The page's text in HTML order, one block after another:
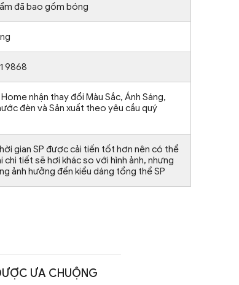
đã bao gồm bóng
9868
nhận thay đổi Màu Sắc, Ánh Sáng,
đèn và Sản xuất theo yêu cầu quý
gian SP được cải tiến tốt hơn nên có thể
chi tiết sẽ hơi khác so với hình ảnh, nhưng
ảnh hưởng đến kiểu dáng tổng thể SP
ƯA CHUỘNG